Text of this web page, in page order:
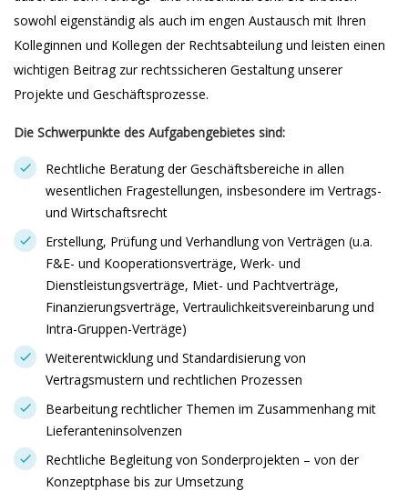
sowohl eigenständig als auch im engen Austausch mit Ihren
Kolleginnen und Kollegen der Rechtsabteilung und leisten einen
wichtigen Beitrag zur rechtssicheren Gestaltung unserer
Projekte und Geschäftsprozesse.
Die Schwerpunkte des Aufgabengebietes sind:
Rechtliche Beratung der Geschäftsbereiche in allen
wesentlichen Fragestellungen, insbesondere im Vertrags-
und Wirtschaftsrecht
Erstellung, Prüfung und Verhandlung von Verträgen (u.a.
F&E- und Kooperationsverträge, Werk- und
Dienstleistungsverträge, Miet- und Pachtverträge,
Finanzierungsverträge, Vertraulichkeitsvereinbarung und
Intra-Gruppen-Verträge)
Weiterentwicklung und Standardisierung von
Vertragsmustern und rechtlichen Prozessen
Bearbeitung rechtlicher Themen im Zusammenhang mit
Lieferanteninsolvenzen
Rechtliche Begleitung von Sonderprojekten – von der
Konzeptphase bis zur Umsetzung